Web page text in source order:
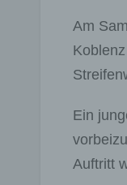
Am
Ein
Auftritt